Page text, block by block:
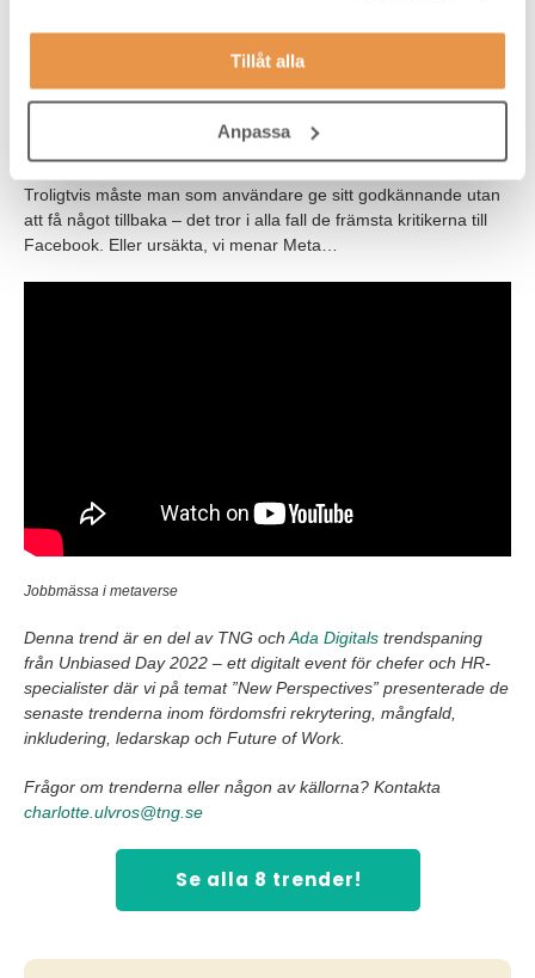
Tillåt alla
Anpassa
på sikt tror man ett en plattform kommer skapas –
”metagalaxies”. Många oroar sig för detta då den personliga
genom olika enheter kommer nämligen allt lagras, från
Troligtvis måste man som användare ge sitt godkännande utan
att få något tillbaka – det tror i alla fall de främsta kritikerna till
Facebook. Eller ursäkta, vi menar Meta…
Jobbmässa i metaverse
Denna trend är en del av TNG och Ada Digitals trendspaning
från Unbiased Day 2022 – ett digitalt event för chefer och HR-
specialister där vi på temat ”New Perspectives” presenterade de
senaste trenderna inom fördomsfri rekrytering, mångfald,
inkludering, ledarskap och Future of Work.
Frågor om trenderna eller någon av källorna? Kontakta
charlotte.ulvros@tng.se
Se alla 8 trender!